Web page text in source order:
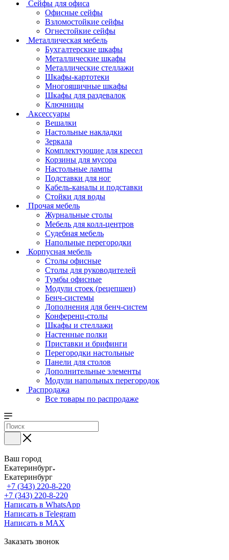
Сейфы для офиса
Офисные сейфы
Взломостойкие сейфы
Огнестойкие сейфы
Металлическая мебель
Бухгалтерские шкафы
Металлические шкафы
Металлические стеллажи
Шкафы-картотеки
Многоящичные шкафы
Шкафы для раздевалок
Ключницы
Аксессуары
Вешалки
Настольные накладки
Зеркала
Комплектующие для кресел
Корзины для мусора
Настольные лампы
Подставки для ног
Кабель-каналы и подставки
Стойки для воды
Прочая мебель
Журнальные столы
Мебель для колл-центров
Судебная мебель
Напольные перегородки
Корпусная мебель
Столы офисные
Столы для руководителей
Тумбы офисные
Модули стоек (рецепшен)
Бенч-системы
Дополнения для бенч-систем
Конференц-столы
Шкафы и стеллажи
Настенные полки
Приставки и брифинги
Перегородки настольные
Панели для столов
Дополнительные элементы
Модули напольных перегородок
Распродажа
Все товары по распродаже
Ваш город
Екатеринбург
Екатеринбург
+7 (343) 220-8-220
+7 (343) 220-8-220
Написать в WhatsApp
Написать в Telegram
Написать в MAX
Заказать звонок